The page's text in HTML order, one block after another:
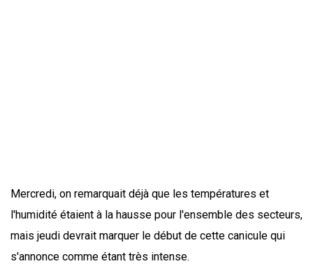
Mercredi, on remarquait déjà que les températures et
l'humidité étaient à la hausse pour l'ensemble des secteurs,
mais jeudi devrait marquer le début de cette canicule qui
s'annonce comme étant très intense.